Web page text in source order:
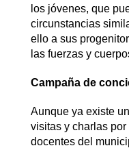
los jóvenes, que
circunstancias
ello a sus
las fuerzas y
Campaña de
Aunque ya existe
visitas y charlas
docentes del